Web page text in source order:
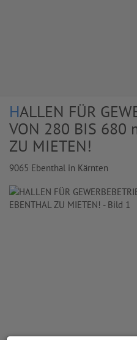
HALLEN FÜR GEWERBEBETRIEBE
VON 280 BIS 680
ZU MIETEN!
9065 Ebenthal in Kärnten